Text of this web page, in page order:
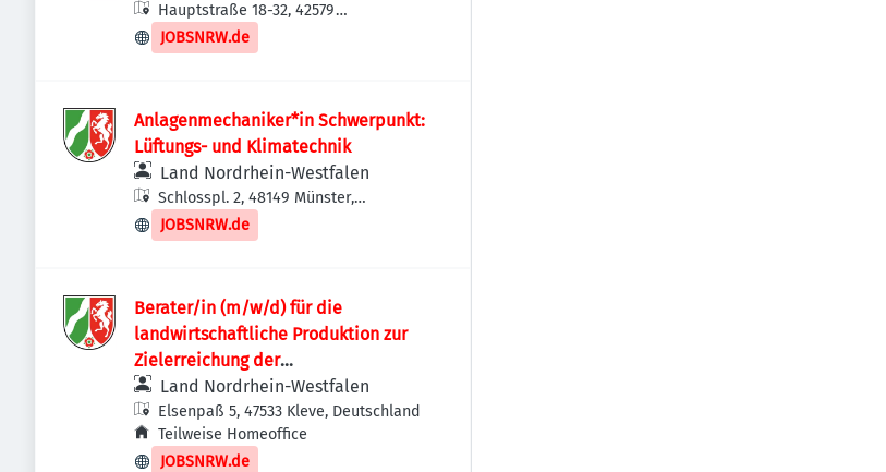
Hauptstraße 18-32, 42579
Heiligenhaus, Deutschland
JOBSNRW.de
Anlagenmechaniker*in Schwerpunkt:
Lüftungs- und Klimatechnik
Land Nordrhein-Westfalen
Schlosspl. 2, 48149 Münster,
Deutschland
JOBSNRW.de
Berater/in (m/w/d) für die
landwirtschaftliche Produktion zur
Zielerreichung der
Wasserrahmenrichtlinie
Land Nordrhein-Westfalen
Elsenpaß 5, 47533 Kleve, Deutschland
Teilweise Homeoffice
JOBSNRW.de